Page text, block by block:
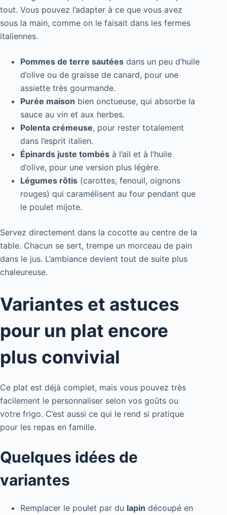
tout. Vous pouvez l’adapter à ce que vous avez
sous la main, comme on le faisait dans les fermes
italiennes.
Pommes de terre sautées dans un peu d’huile
d’olive ou de graisse de canard, pour une
assiette très gourmande.
Purée maison bien onctueuse, qui absorbe la
sauce au vin et aux herbes.
Polenta crémeuse, pour rester totalement
dans l’esprit italien.
Épinards juste tombés à l’ail et à l’huile
d’olive, pour une version plus légère.
Légumes rôtis (carottes, fenouil, oignons
rouges) qui caramélisent au four pendant que
le poulet mijote.
Servez directement dans la cocotte au centre de la
table. Chacun se sert, trempe un morceau de pain
dans le jus. L’ambiance devient tout de suite plus
chaleureuse.
Variantes et astuces
pour un plat encore
plus convivial
Ce plat est déjà complet, mais vous pouvez très
facilement le personnaliser selon vos goûts ou
votre frigo. C’est aussi ce qui le rend si pratique
pour les repas en famille.
Quelques idées de
variantes
Remplacer le poulet par du lapin découpé en